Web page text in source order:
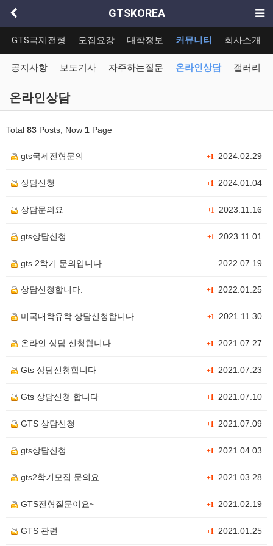
GTSKOREA
GTS국제전형 모집요강 대학정보 커뮤니티 회사소개
공지사항 보도기사 자주하는질문 온라인상담 갤러리
온라인상담
Total 83 Posts, Now 1 Page
+1 2024.02.29
gts국제전형문의
+1 2024.01.04
상담신청
+1 2023.11.16
상담문의요
+1 2023.11.01
gts상담신청
2022.07.19
gts 2학기 문의입니다
+1 2022.01.25
상담신청합니다.
+1 2021.11.30
미국대학유학 상담신청합니다
+1 2021.07.27
온라인 상담 신청합니다.
+1 2021.07.23
Gts 상담신청합니다
+1 2021.07.10
Gts 상담신청 합니다
+1 2021.07.09
GTS 상담신청
+1 2021.04.03
gts상담신청
+1 2021.03.28
gts2학기모집 문의요
+1 2021.02.19
GTS전형질문이요~
+1 2021.01.25
GTS 관련